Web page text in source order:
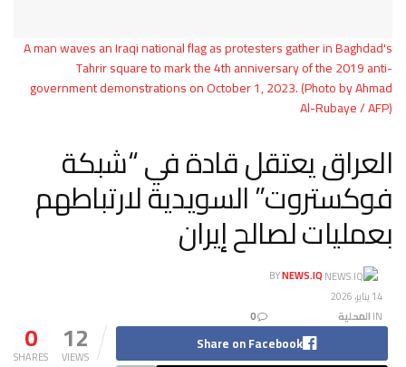
A man waves an Iraqi national flag as protesters gather in Baghdad's
Tahrir square to mark the 4th anniversary of the 2019 anti-
government demonstrations on October 1, 2023. (Photo by Ahmad
Al-Rubaye / AFP)
العراق يعتقل قادة في “شبكة
فوكستروت” السويدية لارتباطهم
بعمليات لصالح إيران
BYNEWS.IQ
14 يناير، 2026
IN المحلية 0
SHARES 12
VIEWS
Share on Facebook